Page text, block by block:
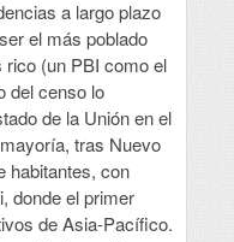
a largo plazo
el más poblado
(un PBI como el
del censo lo
de la Unión en el
tras Nuevo
habitantes, con
donde el primer
de Asia-Pacífico.